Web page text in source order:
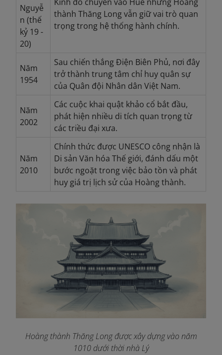
Nguyễ
n (thế
kỷ 19 -
20)
thành Thăng Long vẫn giữ vai trò quan
trọng trong hệ thống hành chính.
Năm
1954
Sau chiến thắng Điện Biên Phủ, nơi đây
trở thành trung tâm chỉ huy quân sự
của Quân đội Nhân dân Việt Nam.
Năm
2002
Các cuộc khai quật khảo cổ bắt đầu,
phát hiện nhiều di tích quan trọng từ
các triều đại xưa.
Năm
2010
Chính thức được UNESCO công nhận là
Di sản Văn hóa Thế giới, đánh dấu một
bước ngoặt trong việc bảo tồn và phát
huy giá trị lịch sử của Hoàng thành.
Hoàng thành Thăng Long được xây dựng vào năm
1010 dưới thời nhà Lý